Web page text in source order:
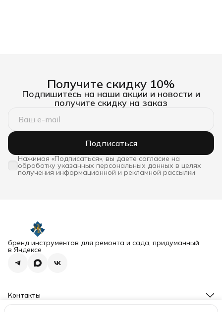
Получите скидку 10%
Подпишитесь на наши акции и новости и
получите скидку на заказ
Подписаться
Нажимая «Подписаться», вы даете согласие на
обработку указанных персональных данных в целях
получения информационной и рекламной рассылки
бренд инструментов для ремонта и сада, придуманный
в Яндексе
Контакты
Адрес